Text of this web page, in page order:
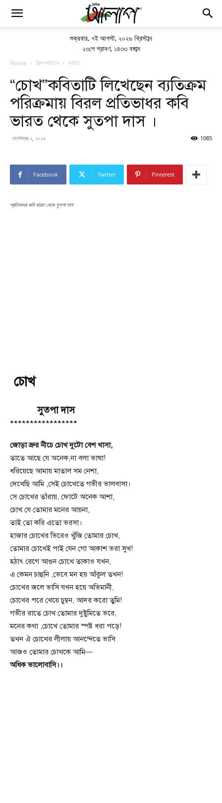
শুক্রবার, ৭ই আগস্ট, ২০২৬ খ্রিস্টাব্দ
২৩শে শ্রাবণ, ১৪৩৩ বঙ্গাব্দ
Home শিল্প-সাহিত্য কবিতা
“চোখ”কবিতাটি লিখেছেন ব্যতিক্রম
পরিক্রমায় বিরল প্রতিভাধর কবি
ভারত থেকে সুতপা দাস ।
সেপ্টেম্বর ২, ২০১৯ 1085
Facebook Twitter Pinterest
প্রতিভাধর কবি ভারত থেকে সুতপা দাস
চোখ
সুতপা দাস
*****************
জোড়া ভ্রুর নীচে চোখ দুটো বেশ খাসা,
তাতে আছে যে অনেক,না বলা ভাষা!
ধরিয়েছে আমায় মাতাল সম নেশা,
দেখেছি আমি ,সেই চোখেতে গভীর ভালবাসা।
সে চোখের তাঁরায়, ফোটে অনেক আশা,
চোখ যে তোমার মনের আয়না,
তাই তো করি এতো ভরসা।
হাজার চোখের ভিরেও খুঁজি তোমার চোখ,
তোমার চোখেই পাই যেন গো আকাশ ভরা সুখ!
হঠাৎ রেগে আগুন চোখে তাকাও যখন,
এ কেমন চাহুনি ,ভেবে মন হয় আঁকুল তখন!
চোখের জলে ভাসি যখন হয়ে অভিমানী,
চোখের পরে খেয়ে চুম্বন, আদর করো তুমি!
গভীর রাতে চোখ তোমার দুষ্টুমিতে ভরে,
মনের কথা ,চোখে তোমার স্পষ্ট ধরা পড়ে!
তখন ঐ চোখের লীলায় আনন্দেতে ভাসি
আজও তোমার চোখকে আমি—
অধিক ভালোবাসি।।